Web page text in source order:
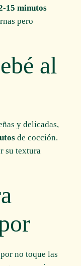
15 minutos
pero
al
y delicadas,
de cocción.
su textura
no toque las